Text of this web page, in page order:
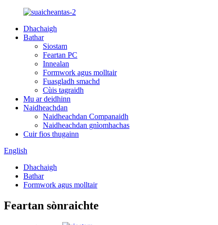
Dhachaigh
Bathar
Siostam
Feartan PC
Innealan
Formwork agus molltair
Fuasgladh smachd
Cùis tagraidh
Mu ar deidhinn
Naidheachdan
Naidheachdan Companaidh
Naidheachdan gnìomhachas
Cuir fios thugainn
English
Dhachaigh
Bathar
Formwork agus molltair
Feartan sònraichte